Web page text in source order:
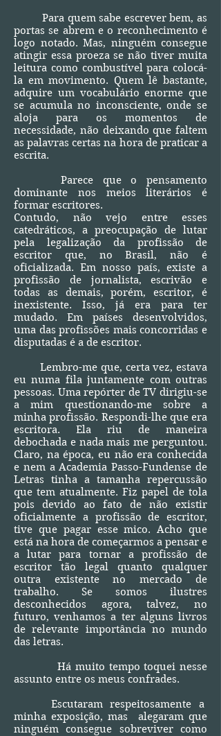
Para quem sabe escrever bem, as
portas se abrem e o reconhecimento é
logo notado. Mas, ninguém consegue
atingir essa proeza se não tiver muita
leitura como combustível para colocá-
la em movimento. Quem lê bastante,
adquire um vocabulário enorme que
se acumula no inconsciente, onde se
aloja para os momentos de
necessidade, não deixando que faltem
as palavras certas na hora de praticar a
escrita.
Parece que o pensamento
dominante nos meios literários é
formar escritores.
Contudo, não vejo entre esses
catedráticos, a preocupação de lutar
pela legalização da profissão de
escritor que, no Brasil, não é
oficializada. Em nosso país, existe a
profissão de jornalista, escrivão e
todas as demais, porém, escritor, é
inexistente. Isso, já era para ter
mudado. Em países desenvolvidos,
uma das profissões mais concorridas e
disputadas é a de escritor.
Lembro-me que, certa vez, estava
eu numa fila juntamente com outras
pessoas. Uma repórter de TV dirigiu-se
a mim questionando-me sobre a
minha profissão. Respondi-lhe que era
escritora. Ela riu de maneira
debochada e nada mais me perguntou.
Claro, na época, eu não era conhecida
e nem a Academia Passo-Fundense de
Letras tinha a tamanha repercussão
que tem atualmente. Fiz papel de tola
pois devido ao fato de não existir
oficialmente a profissão de escritor,
tive que pagar esse mico. Acho que
está na hora de começarmos a pensar e
a lutar para tornar a profissão de
escritor tão legal quanto qualquer
outra existente no mercado de
trabalho. Se somos ilustres
desconhecidos agora, talvez, no
futuro, venhamos a ter alguns livros
de relevante importância no mundo
das letras.
Há muito tempo toquei nesse
assunto entre os meus confrades.
Escutaram respeitosamente a
minha exposição, mas alegaram que
ninguém consegue sobreviver como